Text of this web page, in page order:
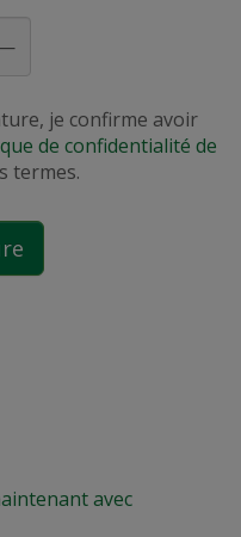
je confirme avoir
de confidentialité de
termes.
avec